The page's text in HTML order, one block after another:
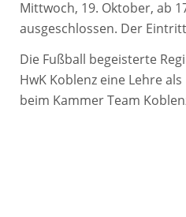
Mittwoch, 19. Oktober, ab
ausgeschlossen. Der
Die Fußball begeisterte
HwK Koblenz eine Lehre
beim Kammer Team